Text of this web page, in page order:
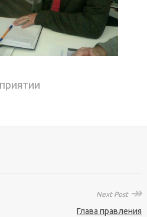
Next Post ↠
Глава правления